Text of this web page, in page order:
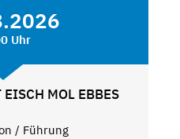
Uhr
MOL EBBES
/ Führung